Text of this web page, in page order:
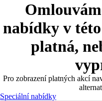
nabídky v
platná,
Pro zobrazení platných akcí
Speciální nabídky